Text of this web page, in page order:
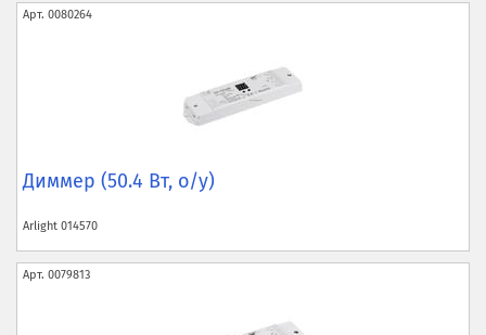
Арт. 0080264
Диммер (50.4 Вт, о/у)
Arlight 014570
Арт. 0079813